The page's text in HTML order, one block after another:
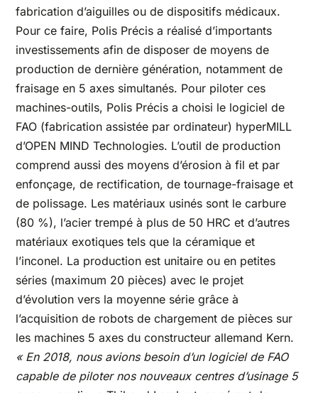
fabrication d’aiguilles ou de dispositifs médicaux.
Pour ce faire, Polis Précis a réalisé d’importants
investissements afin de disposer de moyens de
production de dernière génération, notamment de
fraisage en 5 axes simultanés. Pour piloter ces
machines-outils, Polis Précis a choisi le logiciel de
FAO (fabrication assistée par ordinateur) hyperMILL
d’OPEN MIND Technologies. L’outil de production
comprend aussi des moyens d’érosion à fil et par
enfonçage, de rectification, de tournage-fraisage et
de polissage. Les matériaux usinés sont le carbure
(80 %), l’acier trempé à plus de 50 HRC et d’autres
matériaux exotiques tels que la céramique et
l’inconel. La production est unitaire ou en petites
séries (maximum 20 pièces) avec le projet
d’évolution vers la moyenne série grâce à
l’acquisition de robots de chargement de pièces sur
les machines 5 axes du constructeur allemand Kern.
« En 2018, nous avions besoin d’un logiciel de FAO
capable de piloter nos nouveaux centres d’usinage 5